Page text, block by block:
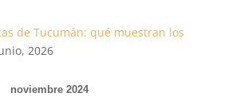
de Tucumán: qué muestran los
2026
noviembre 2024